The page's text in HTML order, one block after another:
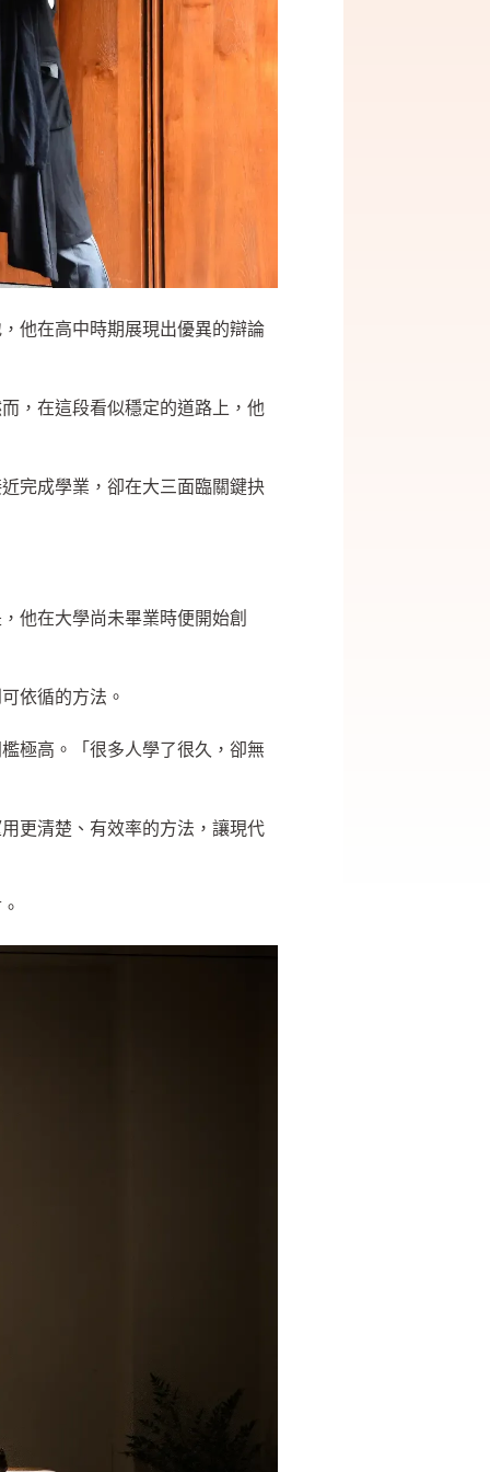
他在高中時期展現出優異的辯論
，在這段看似穩定的道路上，他
完成學業，卻在大三面臨關鍵抉
他在大學尚未畢業時便開始創
依循的方法。
極高。「很多人學了很久，卻無
更清楚、有效率的方法，讓現代